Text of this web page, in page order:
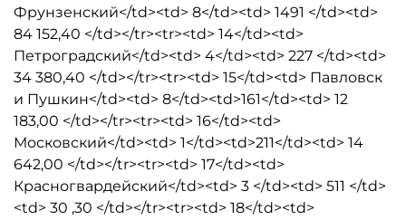
Фрунзенский</td><td> 8</td><td> 1491 </td><td>
84 152,40 </td></tr><tr><td> 14</td><td>
Петроградский</td><td> 4</td><td> 227 </td><td>
34 380,40 </td></tr><tr><td> 15</td><td> Павловск
и Пушкин</td><td> 8</td><td>161</td><td> 12
183,00 </td></tr><tr><td> 16</td><td>
Московский</td><td> 1</td><td>211</td><td> 14
642,00 </td></tr><tr><td> 17</td><td>
Красногвардейский</td><td> 3 </td><td> 511 </td>
<td> 30 ,30 </td></tr><tr><td> 18</td><td>